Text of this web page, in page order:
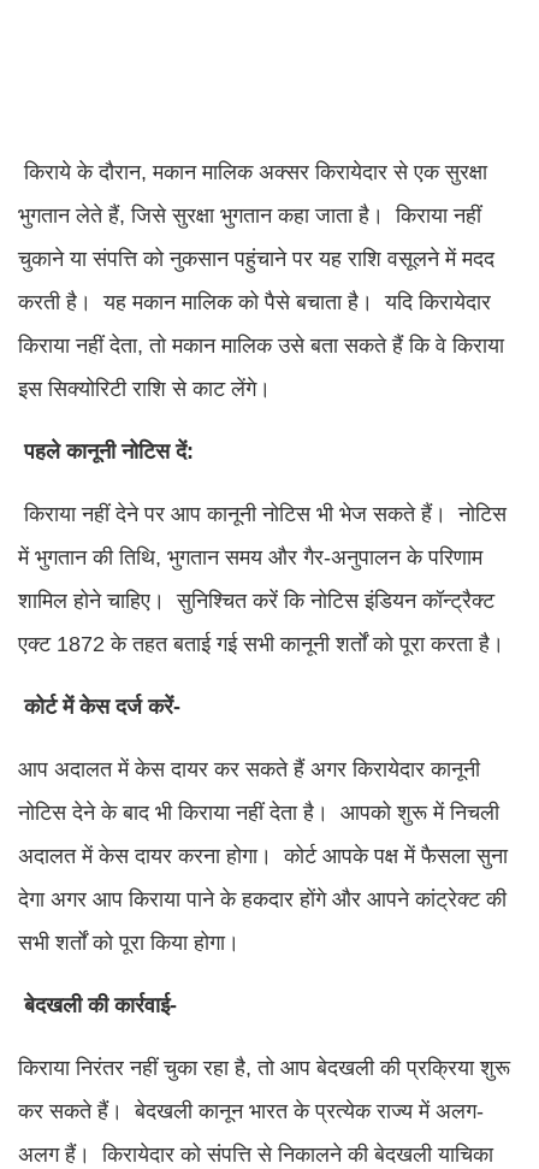
किराये के दौरान, मकान मालिक अक्सर किरायेदार से एक सुरक्षा
भुगतान लेते हैं, जिसे सुरक्षा भुगतान कहा जाता है। किराया नहीं
चुकाने या संपत्ति को नुकसान पहुंचाने पर यह राशि वसूलने में मदद
करती है। यह मकान मालिक को पैसे बचाता है। यदि किरायेदार
किराया नहीं देता, तो मकान मालिक उसे बता सकते हैं कि वे किराया
इस सिक्योरिटी राशि से काट लेंगे।
पहले कानूनी नोटिस दें:
किराया नहीं देने पर आप कानूनी नोटिस भी भेज सकते हैं। नोटिस
में भुगतान की तिथि, भुगतान समय और गैर-अनुपालन के परिणाम
शामिल होने चाहिए। सुनिश्चित करें कि नोटिस इंडियन कॉन्ट्रैक्ट
एक्ट 1872 के तहत बताई गई सभी कानूनी शर्तों को पूरा करता है।
कोर्ट में केस दर्ज करें-
आप अदालत में केस दायर कर सकते हैं अगर किरायेदार कानूनी
नोटिस देने के बाद भी किराया नहीं देता है। आपको शुरू में निचली
अदालत में केस दायर करना होगा। कोर्ट आपके पक्ष में फैसला सुना
देगा अगर आप किराया पाने के हकदार होंगे और आपने कांट्रेक्ट की
सभी शर्तों को पूरा किया होगा।
बेदखली की कार्रवाई-
किराया निरंतर नहीं चुका रहा है, तो आप बेदखली की प्रक्रिया शुरू
कर सकते हैं। बेदखली कानून भारत के प्रत्येक राज्य में अलग-
अलग हैं। किरायेदार को संपत्ति से निकालने की बेदखली याचिका